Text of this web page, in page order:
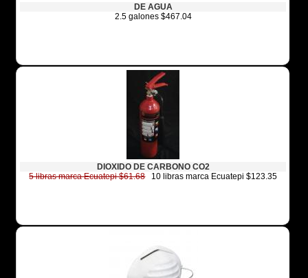
DE AGUA
2.5 galones $467.04
DIOXIDO DE CARBONO CO2
5 libras marca Ecuatepi $61.6810 libras marca Ecuatepi $123.35